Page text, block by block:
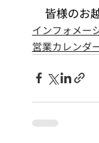
皆様のお
インフォメー
営業カレンダ